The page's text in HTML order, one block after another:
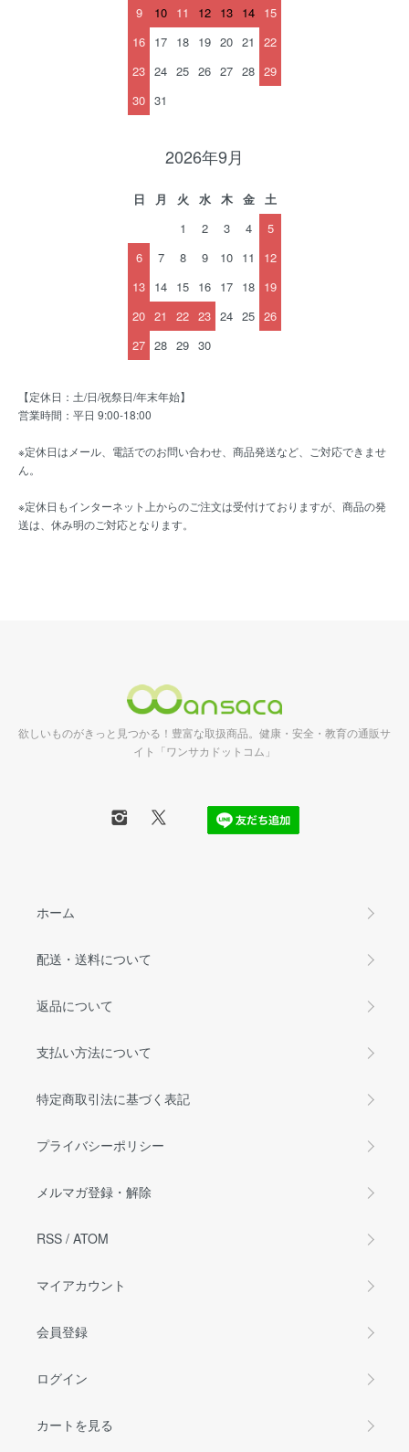
9
10 11 12 13 14 15
16 17 18 19 20 21
22
23 24 25 26 27 28 29
30 31
2026年9月
日 月 火 水 木 金
土
1
2 3 4
5
6
7 8 9 10 11
12
13 14 15 16 17 18 19
20 21 22 23 24 25 26
27 28 29 30
【定休日：土/日/祝祭日/年末年始】
営業時間：平日 9:00-18:00
※定休日はメール、電話でのお問い合わせ、商品発送など、ご対応できませ
ん。
※定休日もインターネット上からのご注文は受付けておりますが、商品の発
送は、休み明のご対応となります。
欲しいものがきっと見つかる！豊富な取扱商品。健康・安全・教育の通販サ
イト「ワンサカドットコム」
ホーム
配送・送料について
返品について
支払い方法について
特定商取引法に基づく表記
プライバシーポリシー
メルマガ登録・解除
RSS / ATOM
マイアカウント
会員登録
ログイン
カートを見る